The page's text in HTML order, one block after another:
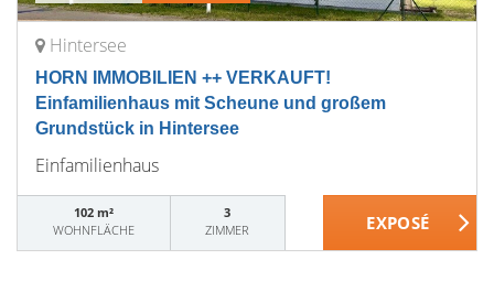
Hintersee
HORN IMMOBILIEN ++ VERKAUFT!
Einfamilienhaus mit Scheune und großem
Grundstück in Hintersee
Einfamilienhaus
102 m²
WOHNFLÄCHE
3
ZIMMER